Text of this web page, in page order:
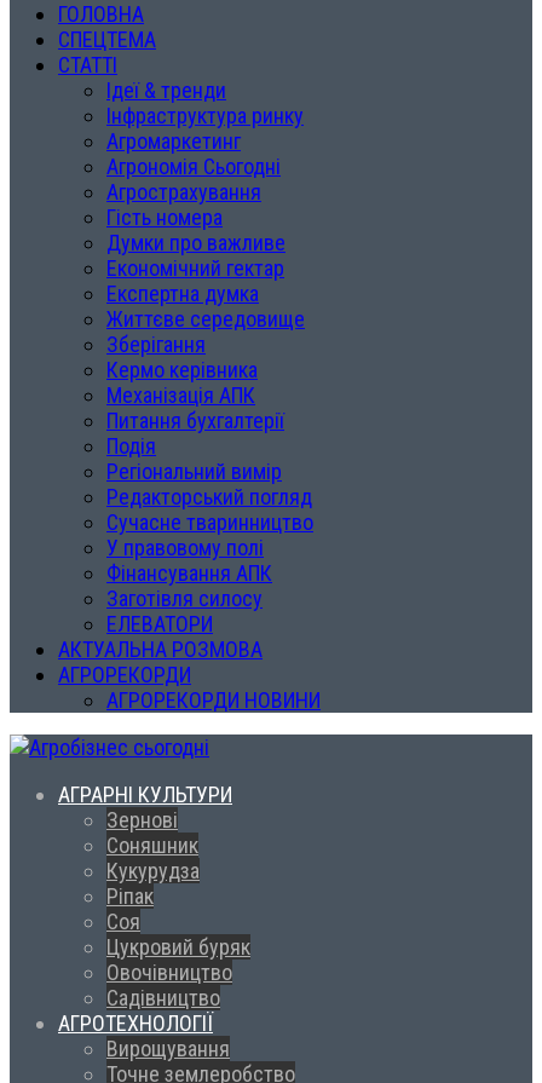
ГОЛОВНА
СПЕЦТЕМА
СТАТТІ
Ідеї & тренди
Інфраструктура ринку
Агромаркетинг
Агрономія Сьогодні
Агрострахування
Гість номера
Думки про важливе
Економічний гектар
Експертна думка
Життєве середовище
Зберігання
Кермо керівника
Механізація АПК
Питання бухгалтерії
Подія
Регіональний вимір
Редакторський погляд
Сучасне тваринництво
У правовому полі
Фінансування АПК
Заготівля силосу
ЕЛЕВАТОРИ
АКТУАЛЬНА РОЗМОВА
АГРОРЕКОРДИ
АГРОРЕКОРДИ НОВИНИ
АГРАРНІ КУЛЬТУРИ
Зернові
Соняшник
Кукурудза
Ріпак
Соя
Цукровий буряк
Овочівництво
Садівництво
АГРОТЕХНОЛОГІЇ
Вирощування
Точне землеробство